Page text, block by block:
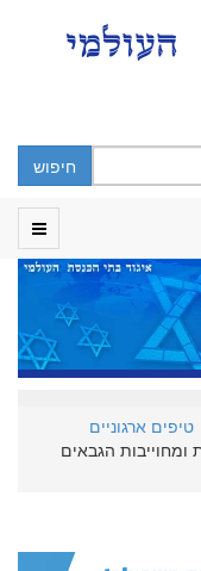
טיפים ארגוניים
הגבאים